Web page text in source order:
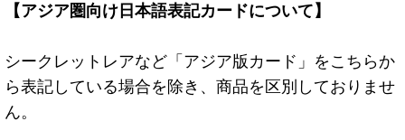
【アジア圏向け日本語表記カードについて】
シークレットレアなど「アジア版カード」をこちらか
ら表記している場合を除き、商品を区別しておりませ
ん。